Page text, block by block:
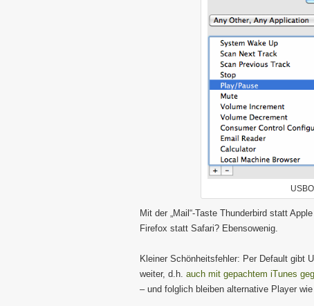
Mit der „Mail“-Taste Thunderbird statt
Firefox statt Safari? Ebensowenig.
Kleiner Schönheitsfehler: Per Default gibt
weiter, d.h. auch mit gepachtem iTunes
– und folglich bleiben alternative Player